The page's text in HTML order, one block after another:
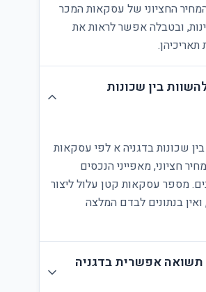
החציוני של עסקאות המכר
ובטבלה אפשר לראות את
בין שכונות
שכונות בדגניה א לפי עסקאות
חציוני, מאפייני הנכסים
מספר עסקאות קטן עלול ליצור
בנתונים לבדם המלצה
תשואה אפשרית בדגניה